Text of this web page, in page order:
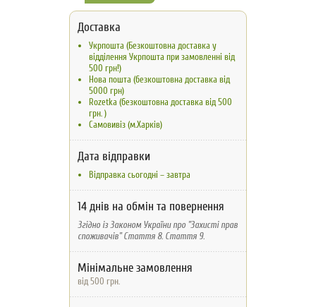
Доставка
Укрпошта (Безкоштовна доставка у
відділення Укрпошта при замовленні від
500 грн!)
Нова пошта (безкоштовна доставка від
5000 грн)
Rozetka (безкоштовна доставка вiд 500
грн. )
Самовивіз (м.Харків)
Дата відправки
Відправка сьогодні – завтра
14 днів на обмін та повернення
Згідно із Законом України про "Захисті прав
споживачів" Стаття 8. Стаття 9.
Мінімальне замовлення
від 500 грн.